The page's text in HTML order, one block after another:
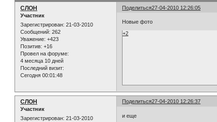
Поделиться27-04-2010 12:26:05
СЛОН
Участник
Зарегистрирован: 21-03-2010
Сообщений: 262
Уважение: +423
Позитив: +16
Провел на форуме:
4 месяца 10 дней
Последний визит:
Сегодня 00:01:48
Новые фото
+2
Поделиться27-04-2010 12:26:37
СЛОН
Участник
Зарегистрирован: 21-03-2010
и еще